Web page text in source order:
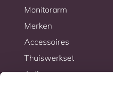
Monitorarm
Merken
Accessoires
Thuiswerkset
Acties